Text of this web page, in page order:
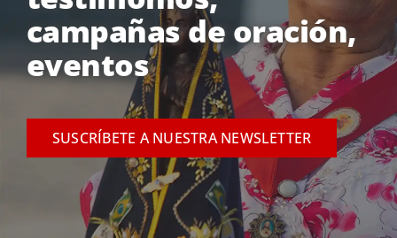
campañas de oración,
eventos
SUSCRÍBETE A NUESTRA NEWSLETTER